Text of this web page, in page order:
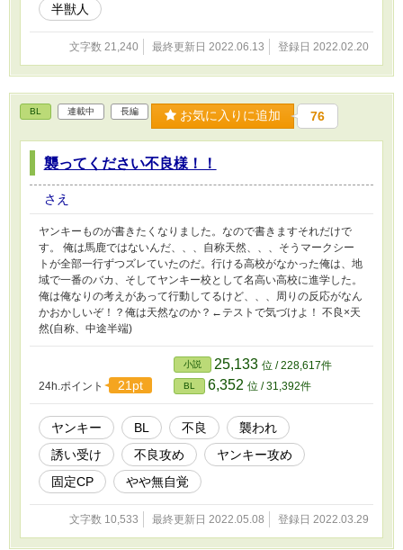
半獣人
文字数 21,240 最終更新日 2022.06.13 登録日 2022.02.20
BL 連載中 長編 お気に入りに追加 76
襲ってください不良様！！
さえ
ヤンキーものが書きたくなりました。なので書きますそれだけで
す。 俺は馬鹿ではないんだ、、、自称天然、、、そうマークシー
トが全部一行ずつズレていたのだ。行ける高校がなかった俺は、地
域で一番のバカ、そしてヤンキー校として名高い高校に進学した。
俺は俺なりの考えがあって行動してるけど、、、周りの反応がなん
かおかしいぞ！？俺は天然なのか？←テストで気づけよ！ 不良×天
然(自称、中途半端)
24h.ポイント 21pt
小説 25,133 位 / 228,617件
BL 6,352 位 / 31,392件
ヤンキー BL 不良
襲われ
誘い受け
不良攻め
ヤンキー攻め
固定CP
やや無自覚
文字数 10,533 最終更新日 2022.05.08 登録日 2022.03.29